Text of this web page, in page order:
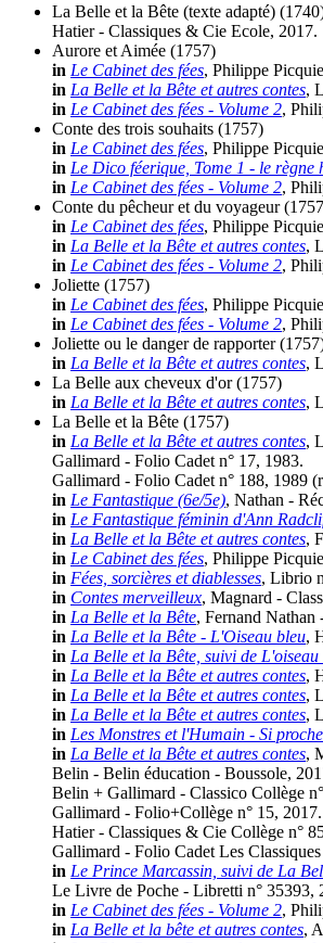
La Belle et la Bête (texte adapté)
Hatier - Classiques & Cie Ecole, 2017.
Aurore et Aimée (1757)
in Le Cabinet des fées, Philippe
in La Belle et la Bête et autres contes,
in Le Cabinet des fées - Volume 2,
Conte des trois souhaits (1757)
in Le Cabinet des fées, Philippe
in Le Dico féerique, Tome 1 - le règne
in Le Cabinet des fées - Volume 2,
Conte du pêcheur et du voyageur
in Le Cabinet des fées, Philippe
in La Belle et la Bête et autres contes,
in Le Cabinet des fées - Volume 2,
Joliette (1757)
in Le Cabinet des fées, Philippe
in Le Cabinet des fées - Volume 2,
Joliette ou le danger de rapporter
in La Belle et la Bête et autres contes,
La Belle aux cheveux d'or (1757)
in La Belle et la Bête et autres contes,
La Belle et la Bête (1757)
in La Belle et la Bête et autres contes,
Gallimard - Folio Cadet n° 17, 1983.
Gallimard - Folio Cadet n° 188, 1989 (
in Le Fantastique (6e/5e), Nathan -
in Le Fantastique féminin d'Ann
in La Belle et la Bête et autres contes,
in Le Cabinet des fées, Philippe
in Fées, sorcières et diablesses, Librio
in Contes merveilleux, Magnard -
in La Belle et la Bête, Fernand Nathan
in La Belle et la Bête - L'Oiseau bleu,
in La Belle et la Bête, suivi de L'oiseau
in La Belle et la Bête et autres contes,
in La Belle et la Bête et autres contes,
in La Belle et la Bête et autres contes,
in Les Monstres et l'Humain - Si
in La Belle et la Bête et autres contes,
Belin - Belin éducation - Boussole,
Belin + Gallimard - Classico Collège
Gallimard - Folio+Collège n° 15, 2017.
Hatier - Classiques & Cie Collège n°
Gallimard - Folio Cadet Les
in Le Prince Marcassin, suivi de La
Le Livre de Poche - Libretti n° 35393,
in Le Cabinet des fées - Volume 2,
in La Belle et la bête et autres contes,